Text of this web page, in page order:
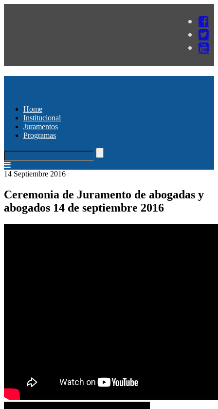
Home
Institucional
Juramentos
Programas
14 Septiembre 2016
Ceremonia de Juramento de abogadas y
abogados 14 de septiembre 2016